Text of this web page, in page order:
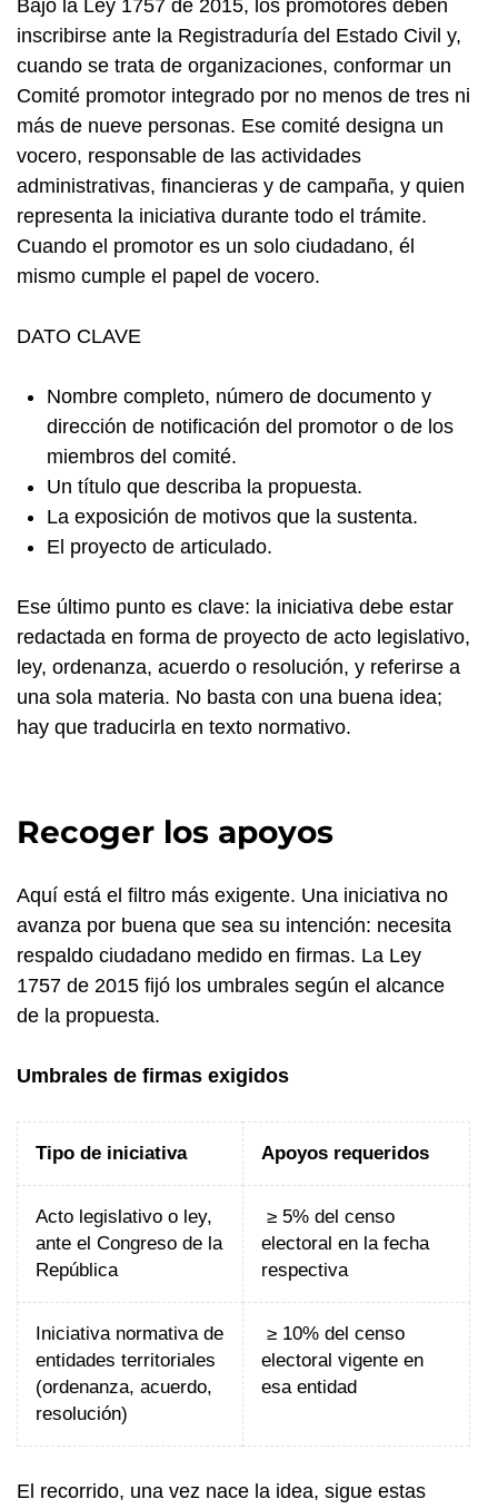
Bajo la Ley 1757 de 2015, los promotores deben
inscribirse ante la Registraduría del Estado Civil y,
cuando se trata de organizaciones, conformar un
Comité promotor integrado por no menos de tres ni
más de nueve personas. Ese comité designa un
vocero, responsable de las actividades
administrativas, financieras y de campaña, y quien
representa la iniciativa durante todo el trámite.
Cuando el promotor es un solo ciudadano, él
mismo cumple el papel de vocero.
DATO CLAVE
Nombre completo, número de documento y
dirección de notificación del promotor o de los
miembros del comité.
Un título que describa la propuesta.
La exposición de motivos que la sustenta.
El proyecto de articulado.
Ese último punto es clave: la iniciativa debe estar
redactada en forma de proyecto de acto legislativo,
ley, ordenanza, acuerdo o resolución, y referirse a
una sola materia. No basta con una buena idea;
hay que traducirla en texto normativo.
Recoger los apoyos
Aquí está el filtro más exigente. Una iniciativa no
avanza por buena que sea su intención: necesita
respaldo ciudadano medido en firmas. La Ley
1757 de 2015 fijó los umbrales según el alcance
de la propuesta.
Umbrales de firmas exigidos
Tipo de iniciativa Apoyos requeridos
Acto legislativo o ley,
ante el Congreso de la
República
≥ 5% del censo
electoral en la fecha
respectiva
Iniciativa normativa de
entidades territoriales
(ordenanza, acuerdo,
resolución)
≥ 10% del censo
electoral vigente en
esa entidad
El recorrido, una vez nace la idea, sigue estas